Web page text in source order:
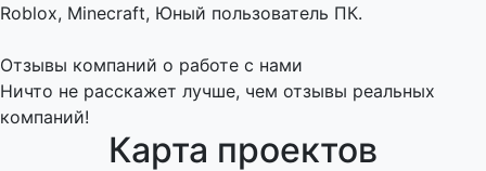
Roblox, Minecraft, Юный пользователь ПК.
Отзывы компаний о работе с нами
Ничто не расскажет лучше, чем отзывы реальных
компаний!
Карта проектов